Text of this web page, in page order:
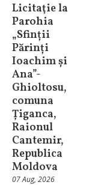
Licitaţie la
Parohia
„Sfinții
Părinți
Ioachim și
Ana”-
Ghioltosu,
comuna
Țiganca,
Raionul
Cantemir,
Republica
Moldova
07 Aug, 2026